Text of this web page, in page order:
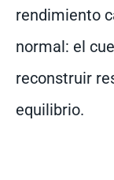
rendimiento
normal: el
reconstruir
equilibrio.